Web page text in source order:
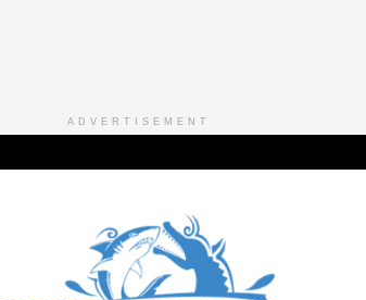
ADVERTISEMENT